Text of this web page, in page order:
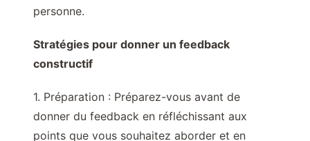
personne.
Stratégies pour donner un feedback
constructif
1. Préparation : Préparez-vous avant de
donner du feedback en réfléchissant aux
points que vous souhaitez aborder et en